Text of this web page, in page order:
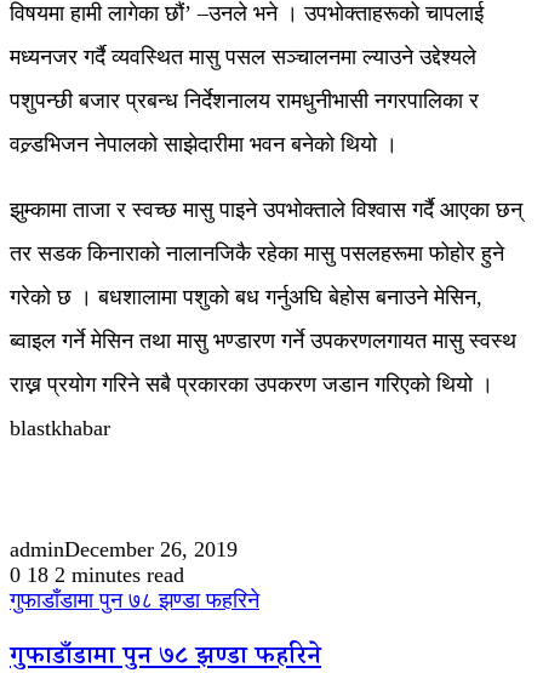
विषयमा हामी लागेका छौं’ –उनले भने । उपभोक्ताहरूको चापलाई
मध्यनजर गर्दै व्यवस्थित मासु पसल सञ्चालनमा ल्याउने उद्देश्यले
पशुपन्छी बजार प्रबन्ध निर्देशनालय रामधुनीभासी नगरपालिका र
वल्र्डभिजन नेपालको साझेदारीमा भवन बनेको थियो ।
झुम्कामा ताजा र स्वच्छ मासु पाइने उपभोक्ताले विश्वास गर्दै आएका छन्
तर सडक किनाराको नालानजिकै रहेका मासु पसलहरूमा फोहोर हुने
गरेको छ । बधशालामा पशुको बध गर्नुअघि बेहोस बनाउने मेसिन,
ब्वाइल गर्ने मेसिन तथा मासु भण्डारण गर्ने उपकरणलगायत मासु स्वस्थ
राख्न प्रयोग गरिने सबै प्रकारका उपकरण जडान गरिएको थियो ।
blastkhabar
adminDecember 26, 2019
0 18 2 minutes read
गुफाडाँडामा पुन ७८ झण्डा फहरिने
गुफाडाँडामा पुन ७८ झण्डा फहरिने